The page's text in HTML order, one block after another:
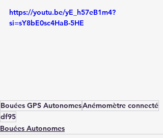
https://youtu.be/yE_h57eB1m4?
si=sY8bE0sc4HaB-5HE
Bouées GPS AutonomesAnémomètre connecté
df95
Bouées Autonomes